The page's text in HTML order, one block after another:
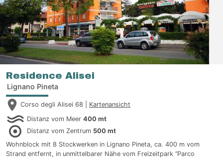
Residence Alisei
Lignano Pineta
Corso degli Alisei 68 | Kartenansicht
Distanz vom Meer 400 mt
Distanz vom Zentrum 500 mt
Wohnblock mit 8 Stockwerken in Lignano Pineta, ca. 400 m vom
Strand entfernt, in unmittelbarer Nähe vom Freizeitpark ’’Parco